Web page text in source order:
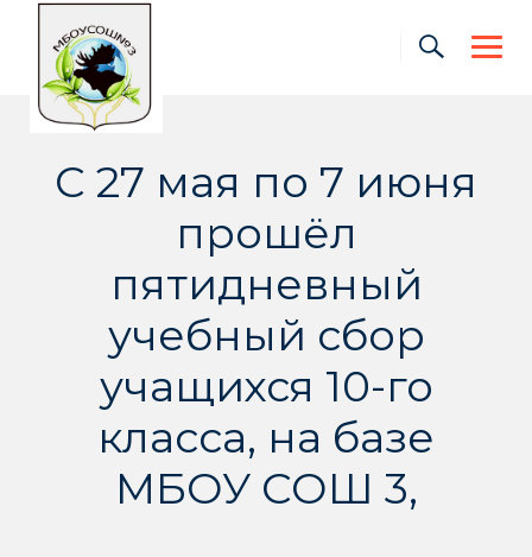
content
С 27 мая по 7 июня
прошёл
пятидневный
учебный сбор
учащихся 10-го
класса, на базе
МБОУ СОШ 3,